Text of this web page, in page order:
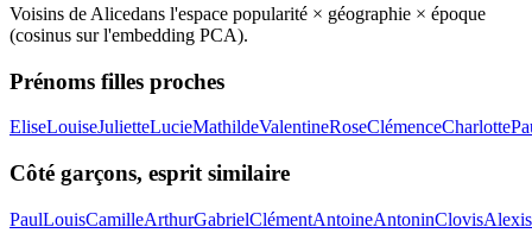
Voisins de Alicedans l'espace popularité × géographie × époque
(cosinus sur l'embedding PCA).
Prénoms filles proches
EliseLouiseJulietteLucieMathildeValentineRoseClémenceCharlotte
Côté garçons, esprit similaire
PaulLouisCamilleArthurGabrielClémentAntoineAntoninClovisAlexis